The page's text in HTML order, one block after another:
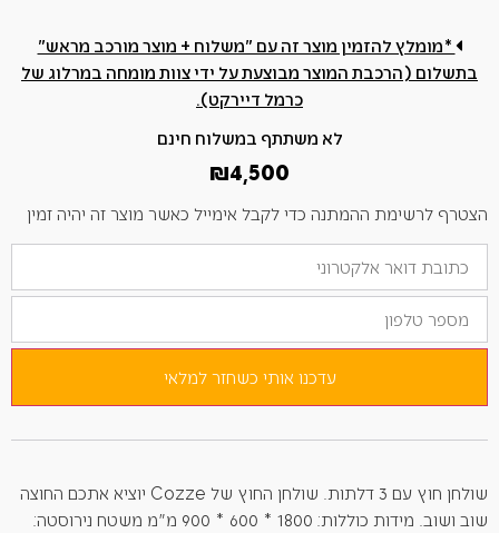
*מומלץ להזמין מוצר זה עם "משלוח + מוצר מורכב מראש"
בתשלום (הרכבת המוצר מבוצעת על ידי צוות מומחה במרלוג של
כרמל דיירקט).
לא משתתף במשלוח חינם
₪4,500
הצטרף לרשימת ההמתנה כדי לקבל אימייל כאשר מוצר זה יהיה זמין
הזן
את
כתובת
הדוא"ל
שלך
כדי
למוצר
מספר
טלפון
עדכנו אותי כשחזר למלאי
שולחן חוץ עם 3 דלתות. שולחן החוץ של Cozze יוציא אתכם החוצה
שוב ושוב. מידות כוללות: 1800 * 600 * 900 מ"מ משטח נירוסטה: